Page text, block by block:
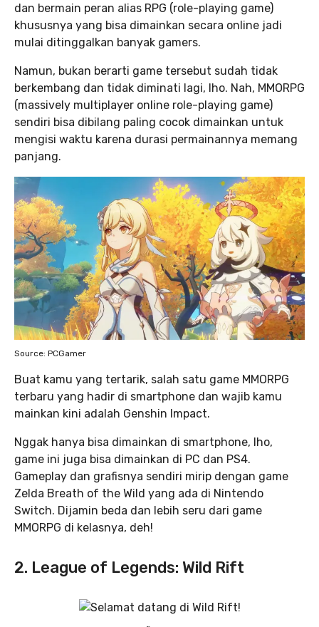
dan bermain peran alias RPG (role-playing game)
khususnya yang bisa dimainkan secara online jadi
mulai ditinggalkan banyak gamers.
Namun, bukan berarti game tersebut sudah tidak
berkembang dan tidak diminati lagi, lho. Nah, MMORPG
(massively multiplayer online role-playing game)
sendiri bisa dibilang paling cocok dimainkan untuk
mengisi waktu karena durasi permainannya memang
panjang.
Source: PCGamer
Buat kamu yang tertarik, salah satu game MMORPG
terbaru yang hadir di smartphone dan wajib kamu
mainkan kini adalah Genshin Impact.
Nggak hanya bisa dimainkan di smartphone, lho,
game ini juga bisa dimainkan di PC dan PS4.
Gameplay dan grafisnya sendiri mirip dengan game
Zelda Breath of the Wild yang ada di Nintendo
Switch. Dijamin beda dan lebih seru dari game
MMORPG di kelasnya, deh!
2. League of Legends: Wild Rift